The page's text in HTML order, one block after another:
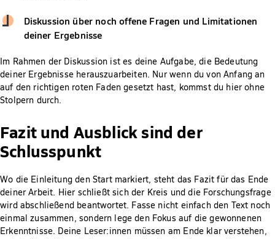
Diskussion über noch offene Fragen und Limitationen
deiner Ergebnisse
Im Rahmen der Diskussion ist es deine Aufgabe, die Bedeutung
deiner Ergebnisse herauszuarbeiten. Nur wenn du von Anfang an
auf den richtigen roten Faden gesetzt hast, kommst du hier ohne
Stolpern durch.
Fazit und Ausblick sind der
Schlusspunkt
Wo die Einleitung den Start markiert, steht das Fazit für das Ende
deiner Arbeit. Hier schließt sich der Kreis und die Forschungsfrage
wird abschließend beantwortet. Fasse nicht einfach den Text noch
einmal zusammen, sondern lege den Fokus auf die gewonnenen
Erkenntnisse. Deine Leser:innen müssen am Ende klar verstehen,